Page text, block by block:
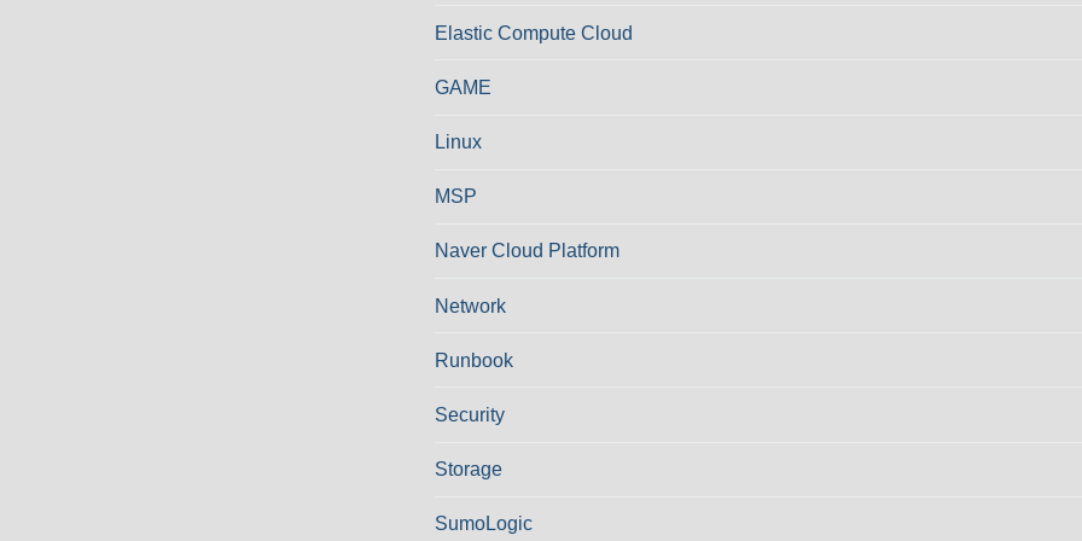
Elastic Compute Cloud
GAME
Linux
MSP
Naver Cloud Platform
Network
Runbook
Security
Storage
SumoLogic